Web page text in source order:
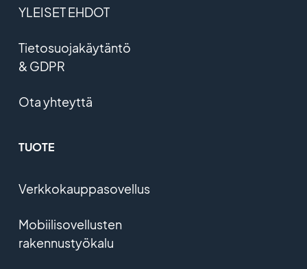
YLEISET EHDOT
Tietosuojakäytäntö
& GDPR
Ota yhteyttä
TUOTE
Verkkokauppasovellus
Mobiilisovellusten
rakennustyökalu